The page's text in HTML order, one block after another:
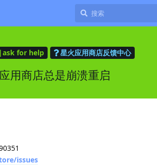
for help 星火应用商店反馈中心
用商店总是崩溃重启
issues